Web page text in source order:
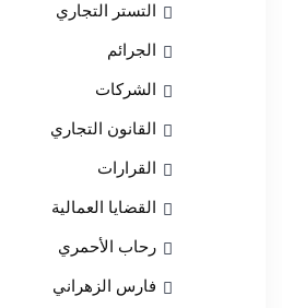
التستر التجاري
الجرائم
الشركات
القانون التجاري
القرارات
القضايا العمالية
رحاب الأحمري
فارس الزهراني